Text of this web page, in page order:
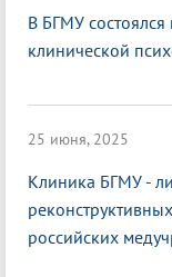
В БГМУ
клинической
25 июня, 2025
Клиника БГМУ -
российских